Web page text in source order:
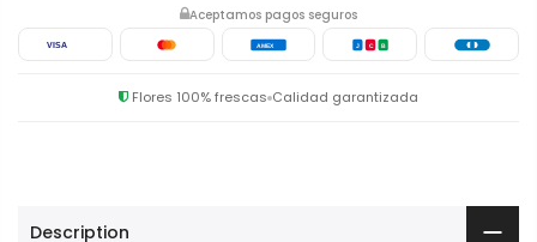
Aceptamos pagos seguros
VISA AMEX J C B
Flores 100% frescas Calidad garantizada
Description